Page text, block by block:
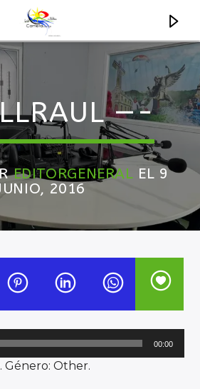
EN VIVO
A CIELO ABIERTO
Vivo
—-
EDITORGENERAL EL 9
2016
00:00
Género: Other.